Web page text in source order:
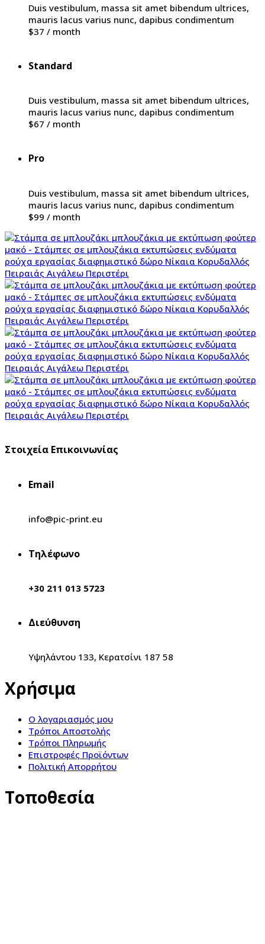
Duis vestibulum, massa sit amet bibendum ultrices,
mauris lacus varius nunc, dapibus condimentum
$37 / month
Standard
Duis vestibulum, massa sit amet bibendum ultrices,
mauris lacus varius nunc, dapibus condimentum
$67 / month
Pro
Duis vestibulum, massa sit amet bibendum ultrices,
mauris lacus varius nunc, dapibus condimentum
$99 / month
Στοιχεία Επικοινωνίας
Email
info@pic-print.eu
Τηλέφωνο
+30 211 013 5723
Διεύθυνση
Υψηλάντου 133, Κερατσίνι 187 58
Χρήσιμα
Ο λογαριασμός μου
Τρόποι Αποστολής
Τρόποι Πληρωμής
Επιστροφές Προϊόντων
Πολιτική Απορρήτου
Τοποθεσία